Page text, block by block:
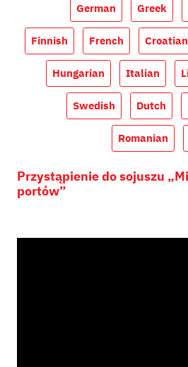
German Greek
Finnish French Croatian
Hungarian Italian
Swedish Dutch
Romanian
Przystąpienie do sojuszu
portów”